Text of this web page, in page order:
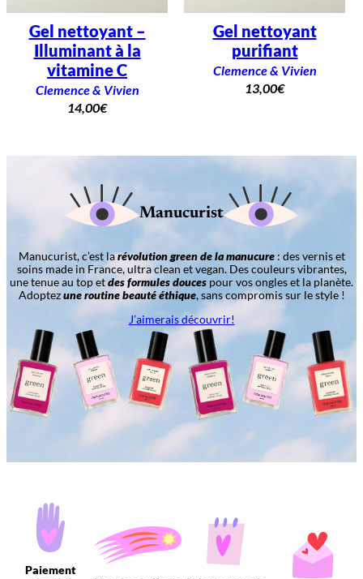
Gel nettoyant –
Illuminant à la
vitamine C
Clemence & Vivien
14,00€
Gel nettoyant
purifiant
Clemence & Vivien
13,00€
Manucurist
Manucurist, c’est larévolution green de la manucure: des vernis et
soins made in France, ultra clean et vegan. Des couleurs vibrantes,
une tenue au top etdes formules douces pour vos ongles et la planète.
Adoptezune routine beauté éthique, sans compromis sur le style !
J’aimerais découvrir!
Paiement